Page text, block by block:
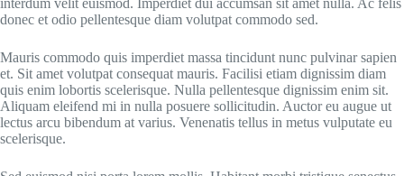
donec et odio pellentesque diam volutpat commodo sed.
Mauris commodo quis imperdiet massa tincidunt nunc pulvinar sapien
et. Sit amet volutpat consequat mauris. Facilisi etiam dignissim diam
quis enim lobortis scelerisque. Nulla pellentesque dignissim enim sit.
Aliquam eleifend mi in nulla posuere sollicitudin. Auctor eu augue ut
lectus arcu bibendum at varius. Venenatis tellus in metus vulputate eu
scelerisque.